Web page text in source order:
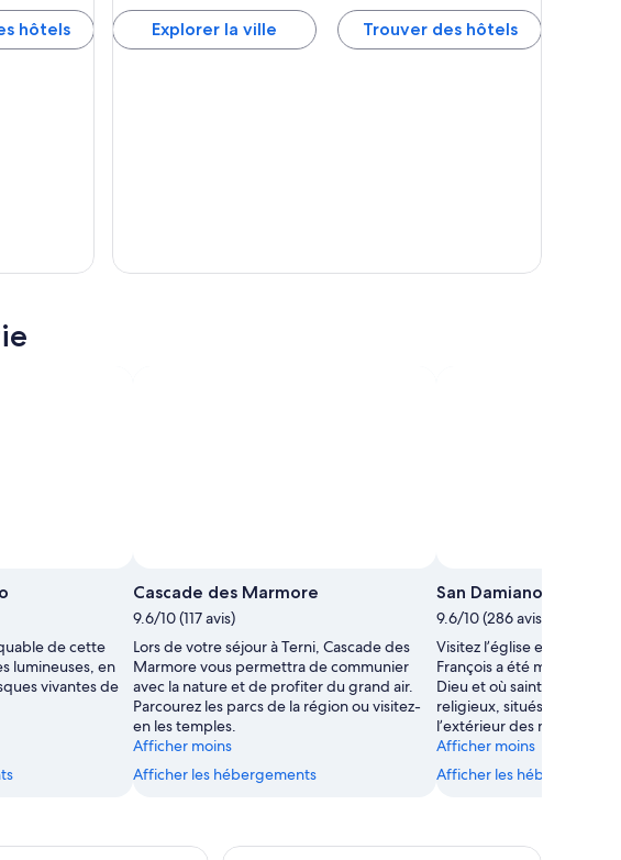
hôtels Explorer la ville Trouver des hôtels
de cette
lumineuses, en
vivantes de
Cascade des Marmore
9.6/10 (117 avis)
Lors de votre séjour à Terni, Cascade des
Marmore vous permettra de communier
avec la nature et de profiter du grand air.
Parcourez les parcs de la région ou visitez-
en les temples.
Afficher moins
Afficher les hébergements
San Damiano
9.6/10 (286 avis)
Visitez l’église et le
François a été
Dieu et où sainte Claire a
religieux, situés dans un
l’extérieur des murs de la
Afficher moins
Afficher les hébergements